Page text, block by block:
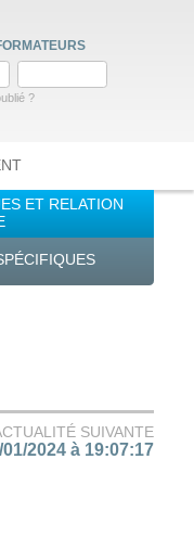
?
ET RELATION
SUIVANTE
01/2024 à 19:07:17